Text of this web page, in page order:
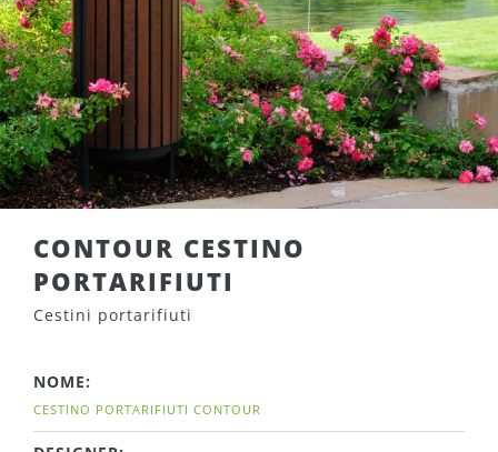
CONTOUR CESTINO
PORTARIFIUTI
Cestini portarifiuti
NOME:
CESTINO PORTARIFIUTI CONTOUR